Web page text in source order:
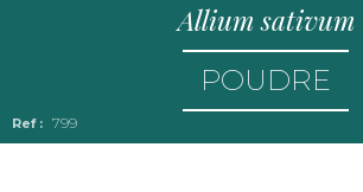
799
Allium sativum
POUDRE